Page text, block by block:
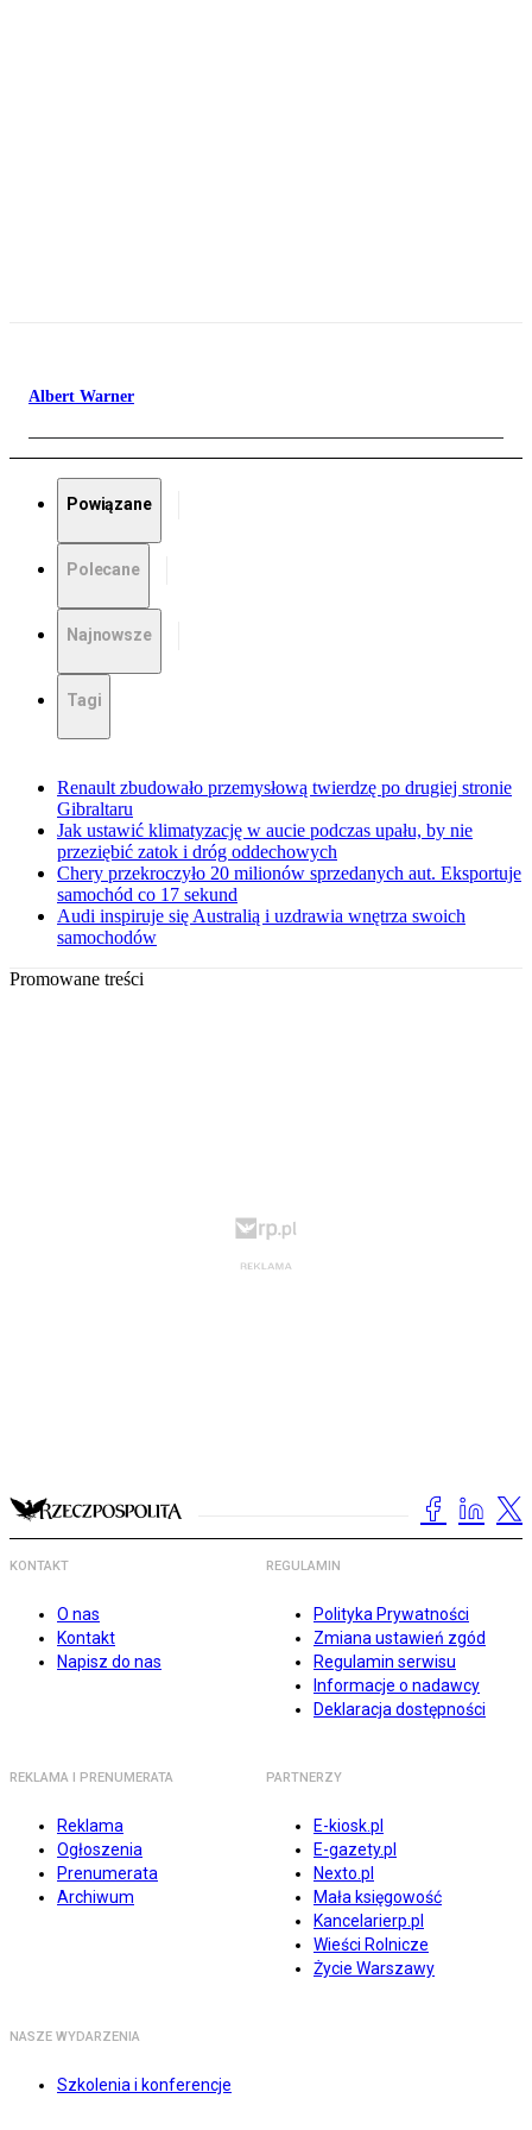
Albert Warner
Powiązane
Polecane
Najnowsze
Tagi
Renault zbudowało przemysłową twierdzę po drugiej stronie
Gibraltaru
Jak ustawić klimatyzację w aucie podczas upału, by nie
przeziębić zatok i dróg oddechowych
Chery przekroczyło 20 milionów sprzedanych aut. Eksportuje
samochód co 17 sekund
Audi inspiruje się Australią i uzdrawia wnętrza swoich
samochodów
Promowane treści
KONTAKT
O nas
Kontakt
Napisz do nas
REGULAMIN
Polityka Prywatności
Zmiana ustawień zgód
Regulamin serwisu
Informacje o nadawcy
Deklaracja dostępności
REKLAMA I PRENUMERATA
Reklama
Ogłoszenia
Prenumerata
Archiwum
PARTNERZY
E-kiosk.pl
E-gazety.pl
Nexto.pl
Mała księgowość
Kancelarierp.pl
Wieści Rolnicze
Życie Warszawy
NASZE WYDARZENIA
Szkolenia i konferencje